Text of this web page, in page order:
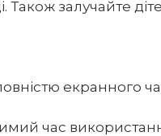
Також залучайте
екранного
час